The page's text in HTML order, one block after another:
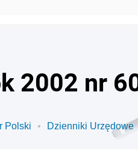
2002 nr
Polski Dzienniki Urzędowe